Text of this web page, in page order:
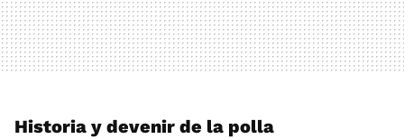
Historia y devenir de la polla